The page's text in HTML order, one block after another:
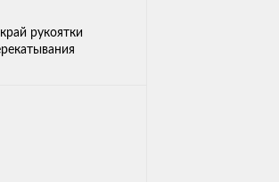
рукоятки